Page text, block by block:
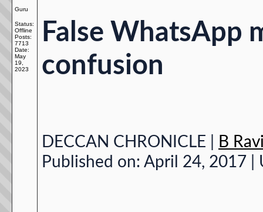
Guru
Status:
Offline
Posts:
7713
Date:
May
19,
2023
False WhatsApp
confusion
DECCAN CHRONICLE |
B
Published on: April 24, 2017